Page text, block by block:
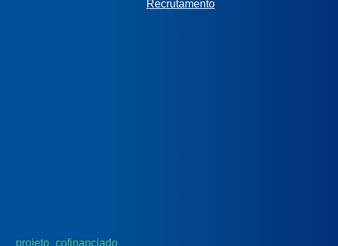
Recrutamento